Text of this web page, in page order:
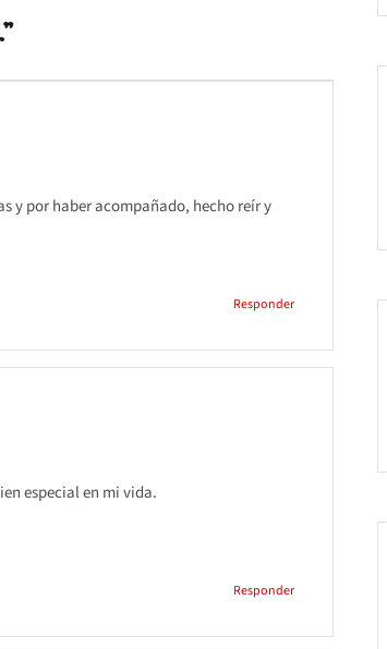
”
y por haber acompañado, hecho reír y
Responder
especial en mi vida.
Responder